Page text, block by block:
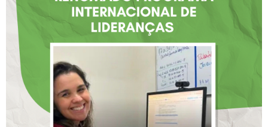
FISIOTERAPEUTA COM
ATUAÇÃO NA BAHIA É
SELECIONADA EM
RENOMADO PROGRAMA
INTERNACIONAL DE
LIDERANÇAS